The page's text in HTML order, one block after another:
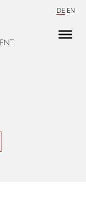
DE EN